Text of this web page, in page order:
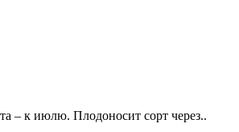
– к июлю. Плодоносит сорт через..